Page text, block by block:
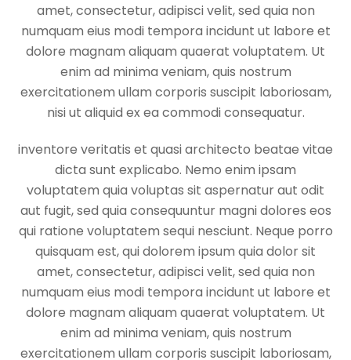
amet, consectetur, adipisci velit, sed quia non
numquam eius modi tempora incidunt ut labore et
dolore magnam aliquam quaerat voluptatem. Ut
enim ad minima veniam, quis nostrum
exercitationem ullam corporis suscipit laboriosam,
nisi ut aliquid ex ea commodi consequatur.
inventore veritatis et quasi architecto beatae vitae
dicta sunt explicabo. Nemo enim ipsam
voluptatem quia voluptas sit aspernatur aut odit
aut fugit, sed quia consequuntur magni dolores eos
qui ratione voluptatem sequi nesciunt. Neque porro
quisquam est, qui dolorem ipsum quia dolor sit
amet, consectetur, adipisci velit, sed quia non
numquam eius modi tempora incidunt ut labore et
dolore magnam aliquam quaerat voluptatem. Ut
enim ad minima veniam, quis nostrum
exercitationem ullam corporis suscipit laboriosam,